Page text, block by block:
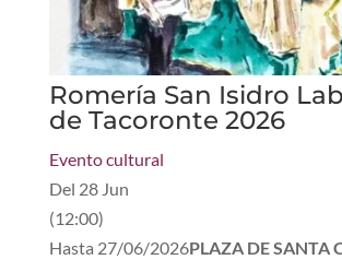
Romería San Isidro
de Tacoronte 2026
Evento cultural
Del 28 Jun
(12:00)
Hasta 27/06/2026PLAZA DE SANTA